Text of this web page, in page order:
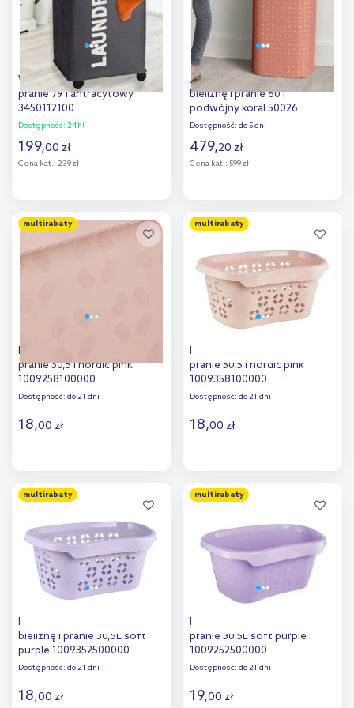
Wenko Quadro kosz na
pranie 79 l antracytowy
3450112100
Dostępność: 24h!
199,00 zł
Cena kat.: 239 zł
Dodaj do
Joseph Joseph Tota kosz na
bieliznę i pranie 60 l
podwójny koral 50026
Dostępność: do 5 dni
479,20 zł
Cena kat.: 599 zł
Dodaj do
porównania
multirabaty
Keeeper Tilda wanna na
pranie 30,5 l nordic pink
1009258100000
Dostępność: do 21 dni
18,00 zł
Dodaj do
porównania
multirabaty
Keeeper Anton kosz na
pranie 30,5 l nordic pink
1009358100000
Dostępność: do 21 dni
18,00 zł
Dodaj do
porównania
multirabaty
Keeeper Anton kosz na
bieliznę i pranie 30,5L soft
purple 1009352500000
Dostępność: do 21 dni
18,00 zł
multirabaty
Keeeper Tilda wanna na
pranie 30,5L soft purple
1009252500000
Dostępność: do 21 dni
19,00 zł